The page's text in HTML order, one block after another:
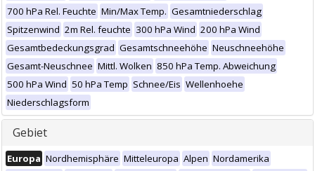
700 hPa Rel. Feuchte Min/Max Temp. Gesamtniederschlag
Spitzenwind 2m Rel. feuchte 300 hPa Wind 200 hPa Wind
Gesamtbedeckungsgrad Gesamtschneehöhe Neuschneehöhe
Gesamt-Neuschnee Mittl. Wolken 850 hPa Temp. Abweichung
500 hPa Wind 50 hPa Temp Schnee/Eis Wellenhoehe
Niederschlagsform
Gebiet
Europa Nordhemisphäre Mitteleuropa Alpen Nordamerika